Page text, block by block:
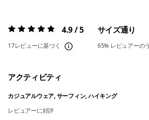
評価:4.9 / 5 4.9 / 5
17レビューに基づく
サイズ通り
65% レビュアーの
アクティビティ
カジュアルウェア, サーフィン, ハイキング
レビュアーに好評